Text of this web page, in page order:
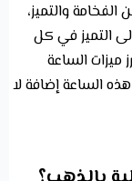
والتميز،
التميز في كل
ميزات الساعة
الساعة إضافة لا